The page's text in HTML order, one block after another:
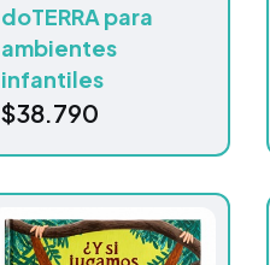
doTERRA para
ambientes
infantiles
$38.790